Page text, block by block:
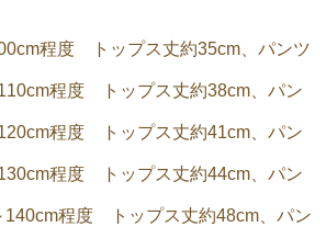
程度 トップス丈約35cm、パンツ
程度 トップス丈約38cm、パン
程度 トップス丈約41cm、パン
程度 トップス丈約44cm、パン
程度 トップス丈約48cm、パン